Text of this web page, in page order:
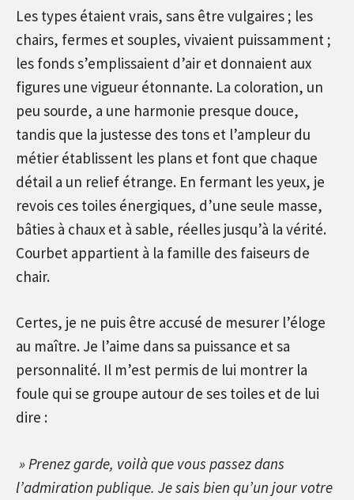
Les types étaient vrais, sans être vulgaires ; les
chairs, fermes et souples, vivaient puissamment ;
les fonds s’emplissaient d’air et donnaient aux
figures une vigueur étonnante. La coloration, un
peu sourde, a une harmonie presque douce,
tandis que la justesse des tons et l’ampleur du
métier établissent les plans et font que chaque
détail a un relief étrange. En fermant les yeux, je
revois ces toiles énergiques, d’une seule masse,
bâties à chaux et à sable, réelles jusqu’à la vérité.
Courbet appartient à la famille des faiseurs de
chair.
Certes, je ne puis être accusé de mesurer l’éloge
au maître. Je l’aime dans sa puissance et sa
personnalité. Il m’est permis de lui montrer la
foule qui se groupe autour de ses toiles et de lui
dire :
» Prenez garde, voilà que vous passez dans
l’admiration publique. Je sais bien qu’un jour votre